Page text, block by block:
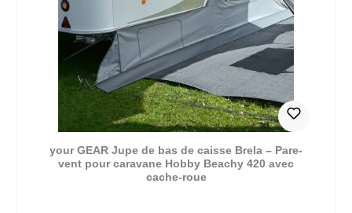
your GEAR Jupe de bas de caisse Brela – Pare-
vent pour caravane Hobby Beachy 420 avec
cache-roue